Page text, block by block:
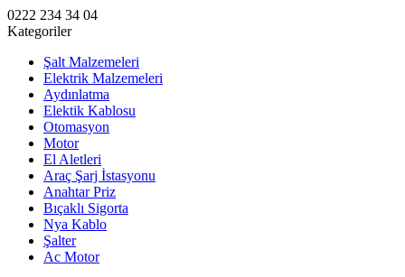
0222 234 34 04
Kategoriler
Şalt Malzemeleri
Elektrik Malzemeleri
Aydınlatma
Elektik Kablosu
Otomasyon
Motor
El Aletleri
Araç Şarj İstasyonu
Anahtar Priz
Bıçaklı Sigorta
Nya Kablo
Şalter
Ac Motor